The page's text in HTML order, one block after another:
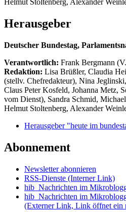
Helmut Stoltenberg, Alexander
Herausgeber
Deutscher Bundestag,
Verantwortlich: Frank Bergmann
Redaktion: Lisa Brüßler, Claudia
(stellv. Chefredakteur), Nina Jeglinski,
Claus Peter Kosfeld, Johanna Metz,
vom Dienst), Sandra Schmid,
Helmut Stoltenberg, Alexander
Herausgeber "heute im
Abonnement
Newsletter abonnieren
RSS-Dienste (Interner Link)
hib_Nachrichten im
hib_Nachrichten im
(Externer Link, Link öffnet ein